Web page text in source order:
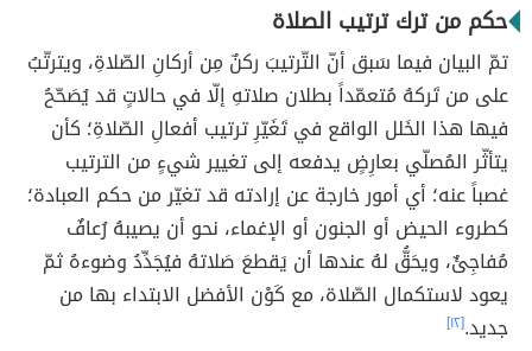
حكم من ترك ترتيب الصلاة
تمّ البيان فيما سَبق أنّ التّرتيبَ ركنٌ مِن أركانِ الصّلاةِ، ويترتّبُ
على من تَركهُ مُتعمّداً بطلان صلاتهِ إلّا في حالاتٍ قد يُصَحّحُ
فيها هذا الخَلل الواقع في تَغَيّرِ ترتيب أفعالِ الصّلاةِ؛ كأن
يتأثّر المُصلّي بعارِضٍ يدفعه إلى تغيير شيءٍ من الترتيب
غصباً عنه؛ أي أمور خارجة عن إرادته قد تغيّر من حكم العبادة؛
كطروء الحيض أو الجنون أو الإغماء، نحو أن يصيبهُ رُعافٌ
مُفاجِئٌ، ويحَقُّ لهُ عندها أن يَقطعَ صَلاتهُ فيُجَدِّدُ وضوءهُ ثمّ
يعود لاستكمال الصّلاة، مع كَوْن الأفضل الابتداء بها من
جديد.[١٢]